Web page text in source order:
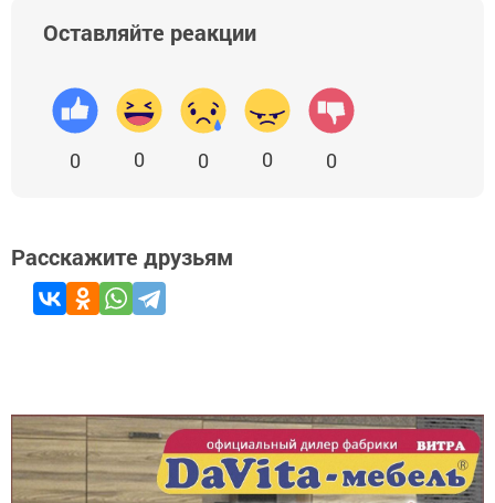
Оставляйте реакции
0 0 0 0 0
Расскажите друзьям